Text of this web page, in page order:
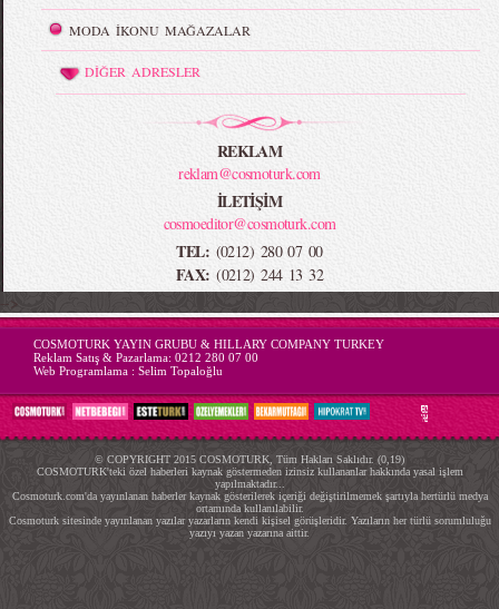
MODA İKONU MAĞAZALAR
DİĞER ADRESLER
REKLAM
reklam@cosmoturk.com
İLETİŞİM
cosmoeditor@cosmoturk.com
TEL: (0212) 280 07 00
FAX: (0212) 244 13 32
-->
COSMOTURK YAYIN GRUBU & HILLARY COMPANY TURKEY
Reklam Satış & Pazarlama: 0212 280 07 00
Web Programlama : Selim Topaloğlu
© COPYRIGHT 2015 COSMOTURK, Tüm Hakları Saklıdır. (0,19)
COSMOTURK'teki özel haberleri kaynak göstermeden izinsiz kullananlar hakkında yasal işlem
yapılmaktadır...
Cosmoturk.com'da yayınlanan haberler kaynak gösterilerek içeriği değiştirilmemek şartıyla hertürlü medya
ortamında kullanılabilir.
Cosmoturk sitesinde yayınlanan yazılar yazarların kendi kişisel görüşleridir. Yazıların her türlü sorumluluğu
yazıyı yazan yazarına aittir.